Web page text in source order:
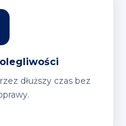
dłuższy czas bez